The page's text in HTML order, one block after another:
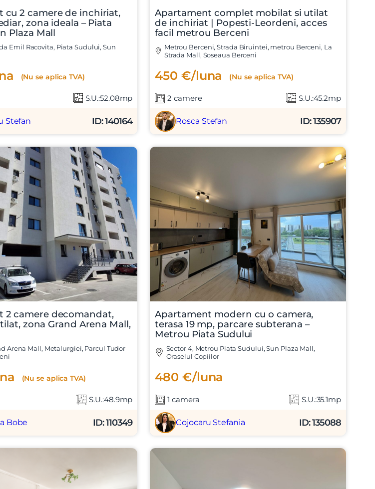
cu 2 camere de inchiriat,
zona ideala – Piata
Plaza Mall
Emil Racovita, Piata Sudului, Sun
(Nu se aplica TVA)
S.U.:52.08mp
Stefan ID: 140164
Apartament complet mobilat si utilat
de inchiriat | Popesti-Leordeni, acces
facil metrou Berceni
Metrou Berceni, Strada Biruintei, metrou Berceni, La
Strada Mall, Soseaua Berceni
450 €/luna (Nu se aplica TVA)
2 camere S.U.:45.2mp
Rosca Stefan ID: 135907
2 camere decomandat,
zona Grand Arena Mall,
Arena Mall, Metalurgiei, Parcul Tudor
(Nu se aplica TVA)
S.U.:48.9mp
Bobe ID: 110349
Apartament modern cu o camera,
terasa 19 mp, parcare subterana –
Metrou Piata Sudului
Sector 4, Metrou Piata Sudului, Sun Plaza Mall,
Oraselul Copiilor
480 €/luna
1 camera S.U.:35.1mp
Cojocaru Stefania ID: 135088
sa fiu contactat